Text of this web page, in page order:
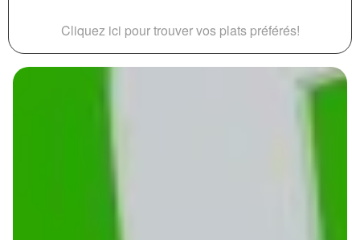
Cliquez ici pour trouver vos plats préférés!